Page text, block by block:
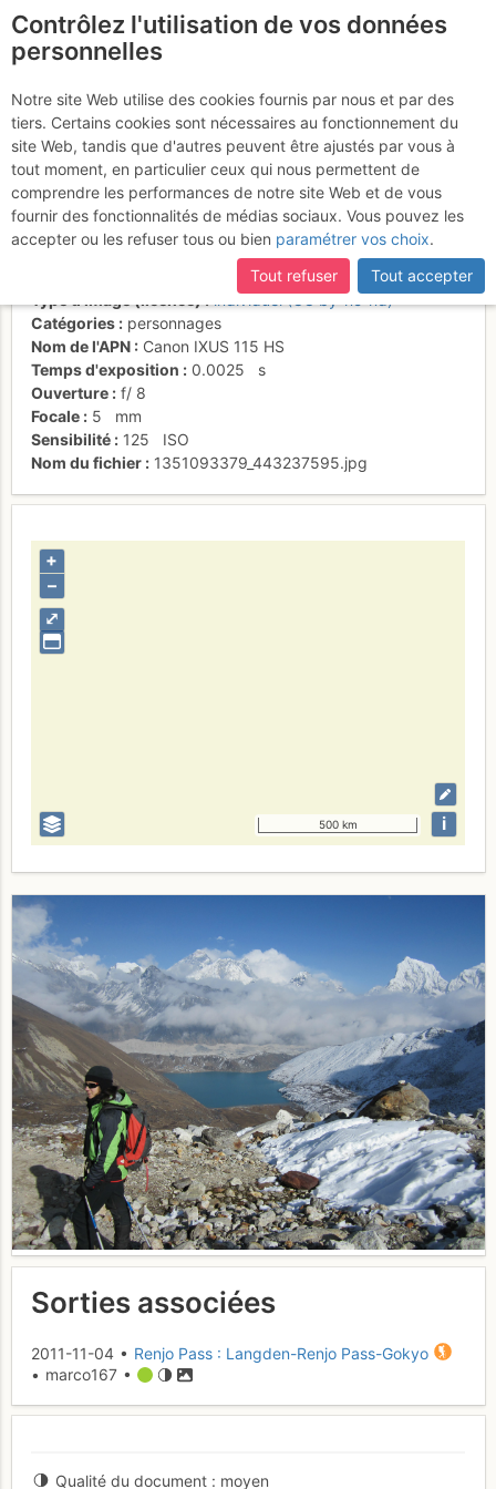
Lavinia dans la
descente vers Gokyo
Activités
Date/heure
individuel (CC by-nc-nd)
Catégories
personnages
Nom de l'APN
Canon IXUS 115 HS
Temps d'exposition
0.0025
s
Ouverture
f/ 8
Focale
5
mm
Sensibilité
125
ISO
Nom du fichier
1351093379_443237595.jpg
⤢
+
–
500 km i
Sorties associées
2011-11-04 • Renjo Pass : Langden-Renjo Pass-Gokyo
• marco167 •
Qualité du document moyen
Contrôlez l'utilisation de vos données
personnelles
Notre site Web utilise des cookies fournis par nous et par des
tiers. Certains cookies sont nécessaires au fonctionnement du
site Web, tandis que d'autres peuvent être ajustés par vous à
tout moment, en particulier ceux qui nous permettent de
comprendre les performances de notre site Web et de vous
fournir des fonctionnalités de médias sociaux. Vous pouvez les
accepter ou les refuser tous ou bien paramétrer vos choix.
Tout refuser
Tout accepter